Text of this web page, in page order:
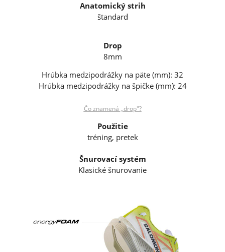
Anatomický strih
štandard
Drop
8mm
Hrúbka medzipodrážky na päte (mm): 32
Hrúbka medzipodrážky na špičke (mm): 24
Čo znamená ,,drop"?
Použitie
tréning, pretek
Šnurovací systém
Klasické šnurovanie